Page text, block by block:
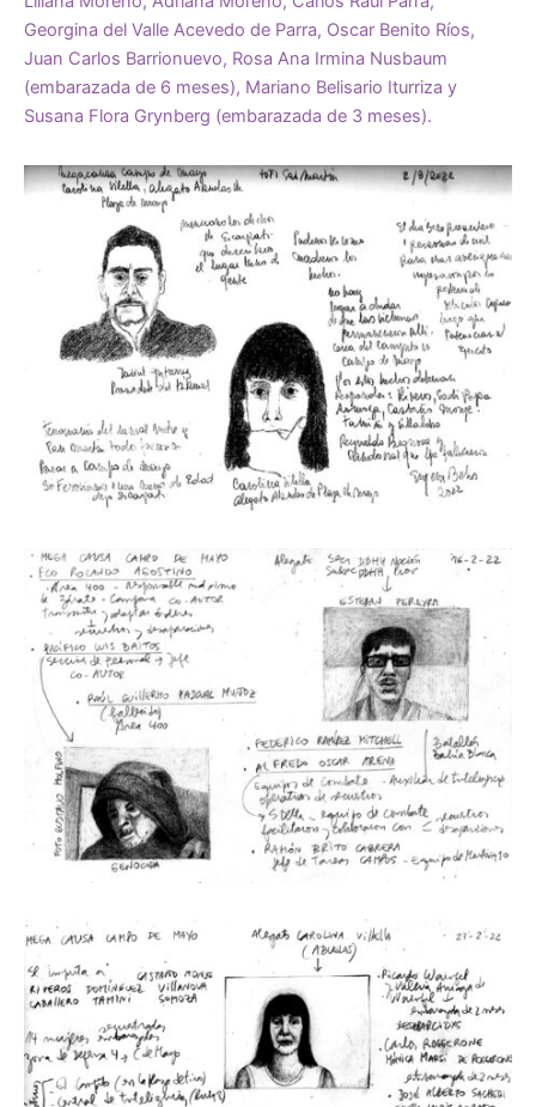
Georgina del Valle Acevedo de Parra, Oscar Benito Ríos,
Juan Carlos Barrionuevo, Rosa Ana Irmina Nusbaum
(embarazada de 6 meses), Mariano Belisario Iturriza y
Susana Flora Grynberg (embarazada de 3 meses).